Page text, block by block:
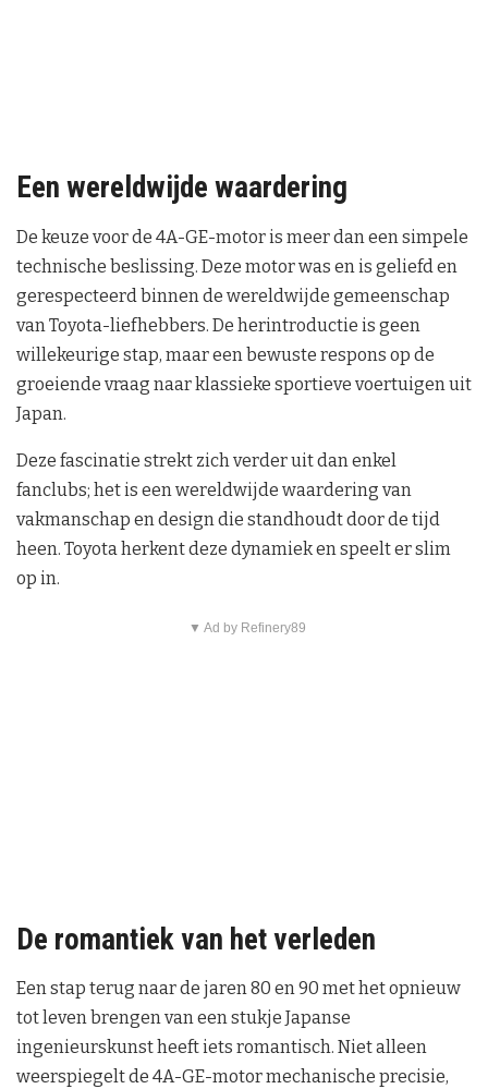
Een wereldwijde waardering
De keuze voor de 4A-GE-motor is meer dan een simpele
technische beslissing. Deze motor was en is geliefd en
gerespecteerd binnen de wereldwijde gemeenschap
van Toyota-liefhebbers. De herintroductie is geen
willekeurige stap, maar een bewuste respons op de
groeiende vraag naar klassieke sportieve voertuigen uit
Japan.
Deze fascinatie strekt zich verder uit dan enkel
fanclubs; het is een wereldwijde waardering van
vakmanschap en design die standhoudt door de tijd
heen. Toyota herkent deze dynamiek en speelt er slim
op in.
▼ Ad by Refinery89
De romantiek van het verleden
Een stap terug naar de jaren 80 en 90 met het opnieuw
tot leven brengen van een stukje Japanse
ingenieurskunst heeft iets romantisch. Niet alleen
weerspiegelt de 4A-GE-motor mechanische precisie,